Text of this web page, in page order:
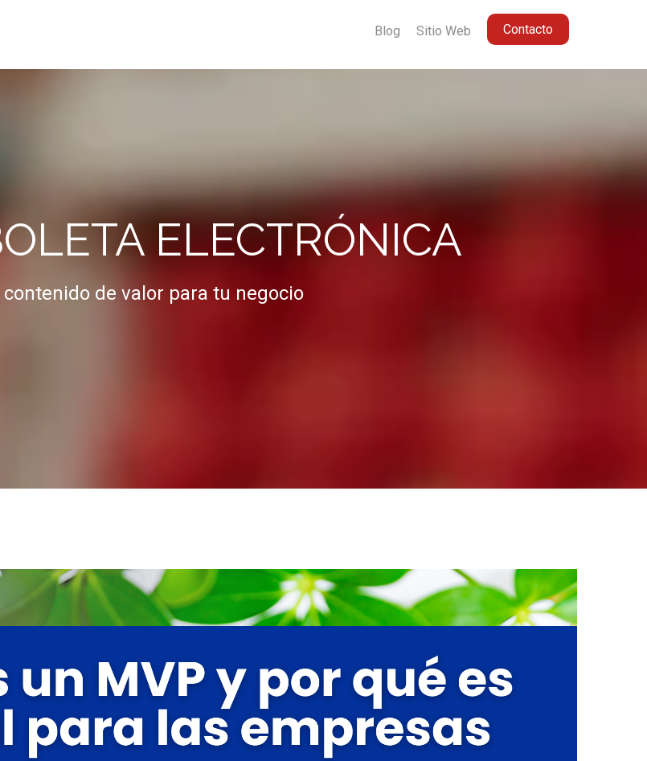
Blog Sitio Web Contacto
ELECTRÓNICA
de valor para tu negocio